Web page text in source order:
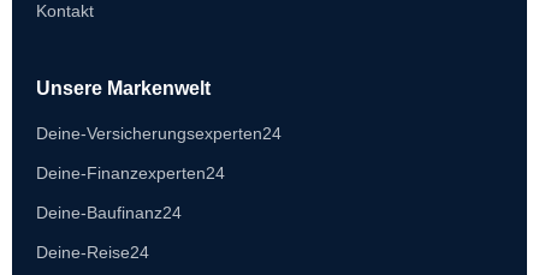
Kontakt
Unsere Markenwelt
Deine-Versicherungsexperten24
Deine-Finanzexperten24
Deine-Baufinanz24
Deine-Reise24